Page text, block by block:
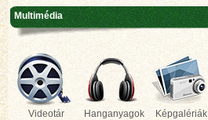
Multimédia
Videotár Hanganyagok Képgalériák